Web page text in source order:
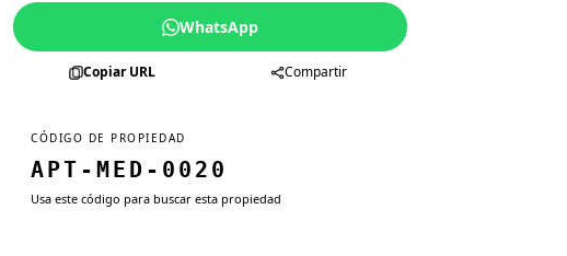
WhatsApp
Copiar URL Compartir
CÓDIGO DE PROPIEDAD
APT-MED-0020
Usa este código para buscar esta propiedad